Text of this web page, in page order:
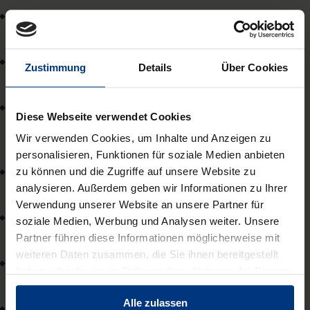
Zustimmung Details Über Cookies
Diese Webseite verwendet Cookies
Wir verwenden Cookies, um Inhalte und Anzeigen zu
personalisieren, Funktionen für soziale Medien anbieten
zu können und die Zugriffe auf unsere Website zu
analysieren. Außerdem geben wir Informationen zu Ihrer
Verwendung unserer Website an unsere Partner für
soziale Medien, Werbung und Analysen weiter. Unsere
Partner führen diese Informationen möglicherweise mit
weiteren Daten zusammen, die Sie ihnen bereitgestellt
gesammelt haben.
Alle zulassen
Marcus Schian
Frankfurt
Prof. Dr. Karsten Scholz
Vorsitzender Richter a.D. am Bundessozialgericht,
Kassel
Dr. Marcus Vogeler
Hannover
Prof. Dr. Astrid Wallrabenstein
Richterin am Bundesverfassungsgericht, Karlsruhe
Prof. Dr. Felix Welti
Kassel